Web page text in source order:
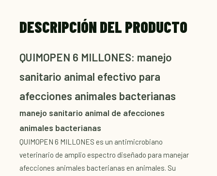
DESCRIPCIÓN DEL PRODUCTO
QUIMOPEN 6 MILLONES: manejo
sanitario animal efectivo para
afecciones animales bacterianas
manejo sanitario animal de afecciones
animales bacterianas
QUIMOPEN 6 MILLONES es un antimicrobiano
veterinario de amplio espectro diseñado para manejar
afecciones animales bacterianas en animales. Su